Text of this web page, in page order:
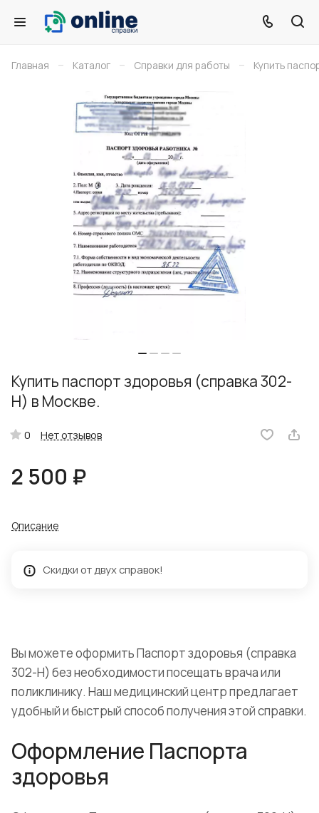
Главная – Каталог – Справки для работы – Купить
Купить паспорт здоровья (справка 302-
Н) в Москве.
0 Нет отзывов
2 500 ₽
Описание
Скидки от двух справок!
Вы можете оформить Паспорт здоровья (справка
302-Н) без необходимости посещать врача или
поликлинику. Наш медицинский центр предлагает
удобный и быстрый способ получения этой справки.
Оформление Паспорта
здоровья